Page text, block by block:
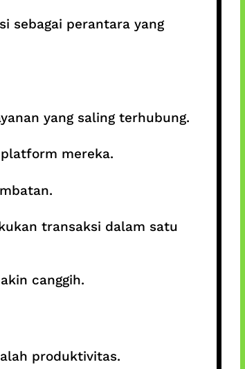
sebagai perantara yang
yang saling terhubung.
mereka.
transaksi dalam satu
canggih.
produktivitas.